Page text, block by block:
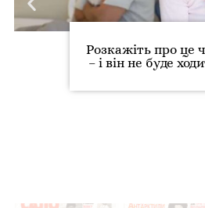
Розкажіть про це
– і він не буде